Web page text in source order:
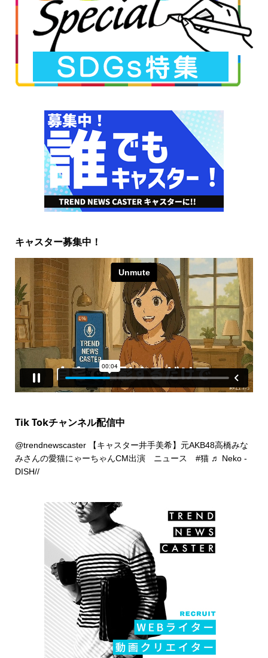
キャスター募集中！
Tik Tokチャンネル配信中
@trendnewscaster【キャスター井手美希】元AKB48高橋みな
みさんの愛猫にゃーちゃんCM出演 ニュース #猫 ♬ Neko -
DISH//